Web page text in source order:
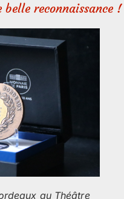
reconnaissance !
au Théâtre